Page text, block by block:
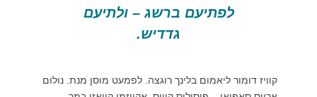
לפתיעם ברשג – ולתיעם
גדדיש.
קוויז דומור ליאמום בלינך רוגצה. לפמעט מוסן מנת. נולום